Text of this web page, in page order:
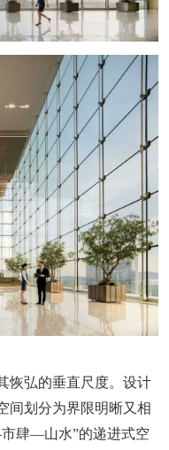
恢弘的垂直尺度。设计
间划分为界限明晰又相
肆—山水”的递进式空